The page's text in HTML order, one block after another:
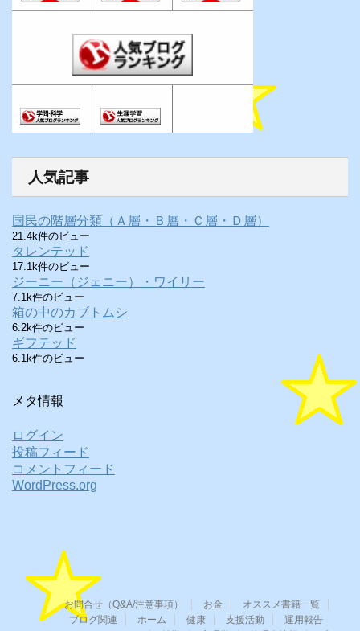
人気記事
国民の階層分類（Ａ層・Ｂ層・Ｃ層・Ｄ層）
21.4k件のビュー
タレンテッド
17.1k件のビュー
ジーニー（ジェニー）・ワイリー
7.1k件のビュー
箱の中のカブトムシ
6.2k件のビュー
ギフテッド
6.1k件のビュー
メタ情報
ログイン
投稿フィード
コメントフィード
WordPress.org
お問合せ（Q&A/注意事項） お金
オススメ書籍一覧
ブログ関連
ホーム 健康 支援活動
運用報告